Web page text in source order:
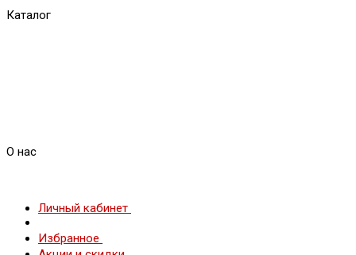
Каталог
О нас
Личный кабинет
Избранное